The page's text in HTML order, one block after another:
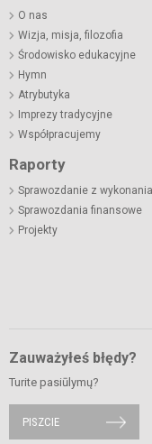
O nas
Wizja, misja, filozofia
Środowisko edukacyjne
Hymn
Atrybutyka
Imprezy tradycyjne
Współpracujemy
Raporty
Sprawozdanie z
Sprawozdania finansowe
Projekty
Zauważyłeś błędy?
Turite pasiūlymų?
PISZCIE